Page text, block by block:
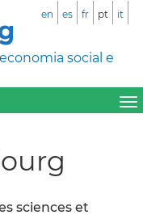
social e
en es fr pt it
sciences et